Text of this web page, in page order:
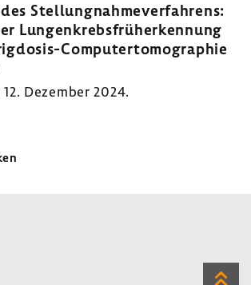
Stel­lung­nah­me­ver­fah­rens:
Lungen­krebs­früh­erken­nung
​Computertomographie
Dezember 2024.
Zum